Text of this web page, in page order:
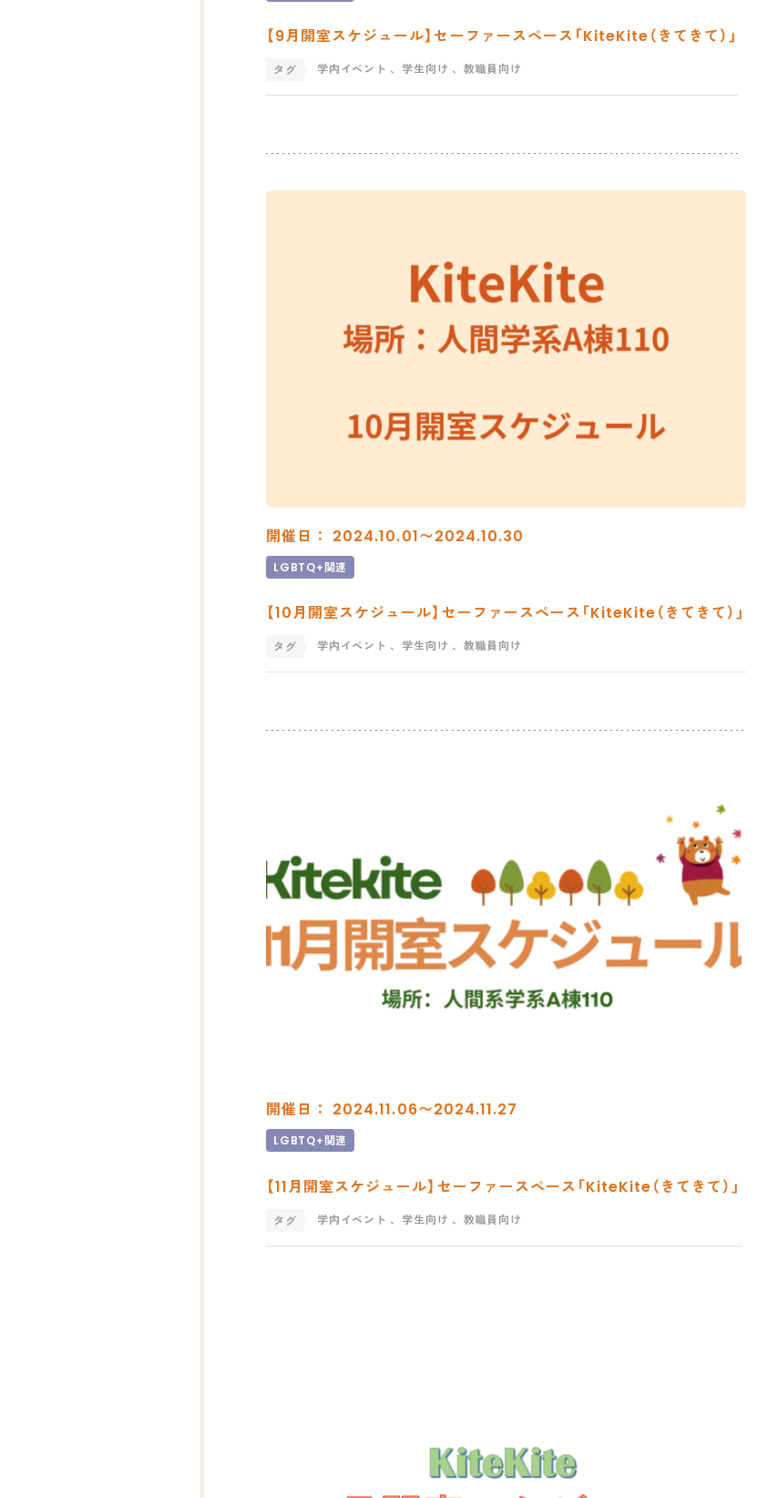
【9月開室スケジュール】セーファースペース「KiteKite（きてきて）」
学内イベント 、学生向け 、教職員向け
開催日： 2024.10.01〜2024.10.30
LGBTQ+関連
【10月開室スケジュール】セーファースペース「KiteKite（きてきて）」
学内イベント 、学生向け 、教職員向け
開催日： 2024.11.06〜2024.11.27
LGBTQ+関連
【11月開室スケジュール】セーファースペース「KiteKite（きてきて）」
学内イベント 、学生向け 、教職員向け